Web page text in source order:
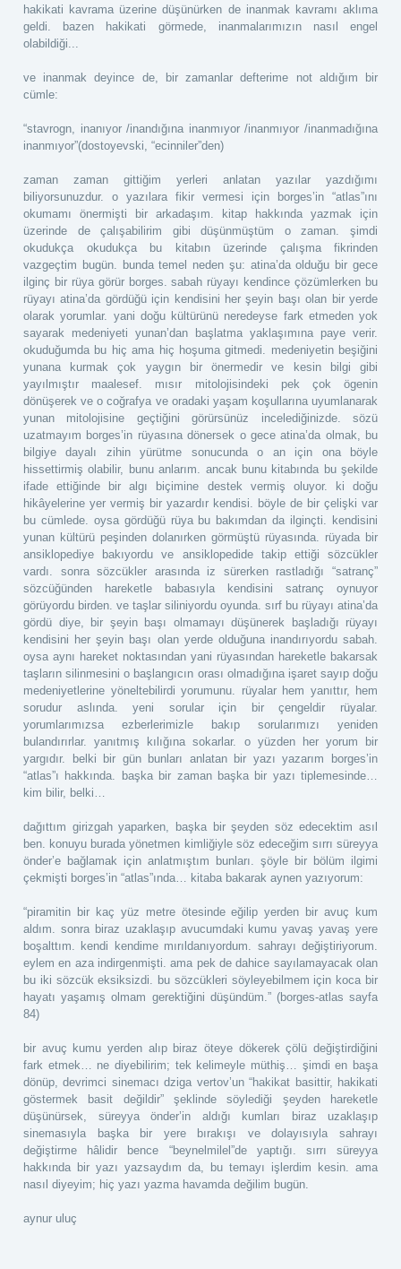
hakikati kavrama üzerine düşünürken de inanmak kavramı aklıma
geldi. bazen hakikati görmede, inanmalarımızın nasıl engel
olabildiği...
ve inanmak deyince de, bir zamanlar defterime not aldığım bir
cümle:
“stavrogn, inanıyor /inandığına inanmıyor /inanmıyor /inanmadığına
inanmıyor”(dostoyevski, “ecinniler”den)
zaman zaman gittiğim yerleri anlatan yazılar yazdığımı
biliyorsunuzdur. o yazılara fikir vermesi için borges’in “atlas”ını
okumamı önermişti bir arkadaşım. kitap hakkında yazmak için
üzerinde de çalışabilirim gibi düşünmüştüm o zaman. şimdi
okudukça okudukça bu kitabın üzerinde çalışma fikrinden
vazgeçtim bugün. bunda temel neden şu: atina’da olduğu bir gece
ilginç bir rüya görür borges. sabah rüyayı kendince çözümlerken bu
rüyayı atina’da gördüğü için kendisini her şeyin başı olan bir yerde
olarak yorumlar. yani doğu kültürünü neredeyse fark etmeden yok
sayarak medeniyeti yunan’dan başlatma yaklaşımına paye verir.
okuduğumda bu hiç ama hiç hoşuma gitmedi. medeniyetin beşiğini
yunana kurmak çok yaygın bir önermedir ve kesin bilgi gibi
yayılmıştır maalesef. mısır mitolojisindeki pek çok ögenin
dönüşerek ve o coğrafya ve oradaki yaşam koşullarına uyumlanarak
yunan mitolojisine geçtiğini görürsünüz incelediğinizde. sözü
uzatmayım borges’in rüyasına dönersek o gece atina’da olmak, bu
bilgiye dayalı zihin yürütme sonucunda o an için ona böyle
hissettirmiş olabilir, bunu anlarım. ancak bunu kitabında bu şekilde
ifade ettiğinde bir algı biçimine destek vermiş oluyor. ki doğu
hikâyelerine yer vermiş bir yazardır kendisi. böyle de bir çelişki var
bu cümlede. oysa gördüğü rüya bu bakımdan da ilginçti. kendisini
yunan kültürü peşinden dolanırken görmüştü rüyasında. rüyada bir
ansiklopediye bakıyordu ve ansiklopedide takip ettiği sözcükler
vardı. sonra sözcükler arasında iz sürerken rastladığı “satranç”
sözcüğünden hareketle babasıyla kendisini satranç oynuyor
görüyordu birden. ve taşlar siliniyordu oyunda. sırf bu rüyayı atina’da
gördü diye, bir şeyin başı olmamayı düşünerek başladığı rüyayı
kendisini her şeyin başı olan yerde olduğuna inandırıyordu sabah.
oysa aynı hareket noktasından yani rüyasından hareketle bakarsak
taşların silinmesini o başlangıcın orası olmadığına işaret sayıp doğu
medeniyetlerine yöneltebilirdi yorumunu. rüyalar hem yanıttır, hem
sorudur aslında. yeni sorular için bir çengeldir rüyalar.
yorumlarımızsa ezberlerimizle bakıp sorularımızı yeniden
bulandırırlar. yanıtmış kılığına sokarlar. o yüzden her yorum bir
yargıdır. belki bir gün bunları anlatan bir yazı yazarım borges’in
“atlas”ı hakkında. başka bir zaman başka bir yazı tiplemesinde…
kim bilir, belki…
dağıttım girizgah yaparken, başka bir şeyden söz edecektim asıl
ben. konuyu burada yönetmen kimliğiyle söz edeceğim sırrı süreyya
önder’e bağlamak için anlatmıştım bunları. şöyle bir bölüm ilgimi
çekmişti borges’in “atlas”ında… kitaba bakarak aynen yazıyorum:
“piramitin bir kaç yüz metre ötesinde eğilip yerden bir avuç kum
aldım. sonra biraz uzaklaşıp avucumdaki kumu yavaş yavaş yere
boşalttım. kendi kendime mırıldanıyordum. sahrayı değiştiriyorum.
eylem en aza indirgenmişti. ama pek de dahice sayılamayacak olan
bu iki sözcük eksiksizdi. bu sözcükleri söyleyebilmem için koca bir
hayatı yaşamış olmam gerektiğini düşündüm.” (borges-atlas sayfa
84)
bir avuç kumu yerden alıp biraz öteye dökerek çölü değiştirdiğini
fark etmek… ne diyebilirim; tek kelimeyle müthiş… şimdi en başa
dönüp, devrimci sinemacı dziga vertov’un “hakikat basittir, hakikati
göstermek basit değildir” şeklinde söylediği şeyden hareketle
düşünürsek, süreyya önder’in aldığı kumları biraz uzaklaşıp
sinemasıyla başka bir yere bırakışı ve dolayısıyla sahrayı
değiştirme hâlidir bence “beynelmilel”de yaptığı. sırrı süreyya
hakkında bir yazı yazsaydım da, bu temayı işlerdim kesin. ama
nasıl diyeyim; hiç yazı yazma havamda değilim bugün.
aynur uluç